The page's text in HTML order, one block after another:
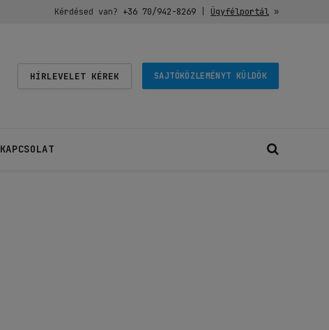
Kérdésed van? +36 70/942-8269| Ügyfélportál»
HÍRLEVELET KÉREK SAJTÓKÖZLEMÉNYT KÜLDÖK
KAPCSOLAT